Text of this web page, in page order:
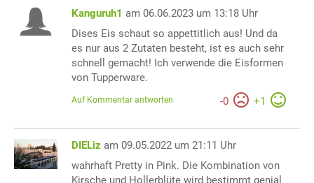
Kanguruh1 am 06.06.2023 um 13:18 Uhr
Dises Eis schaut so appettitlich aus! Und da
es nur aus 2 Zutaten besteht, ist es auch sehr
schnell gemacht! Ich verwende die Eisformen
von Tupperware.
-0 +1
Auf Kommentar antworten
DIELiz am 09.05.2022 um 21:11 Uhr
wahrhaft Pretty in Pink. Die Kombination von
Kirsche und Hollerblüte wird bestimmt genial